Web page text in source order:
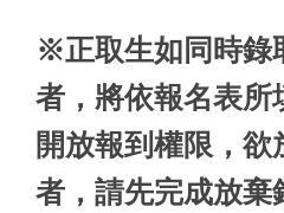
※正取生如同時錄
者，將依報名表所
開放報到權限，欲
者，請先完成放棄